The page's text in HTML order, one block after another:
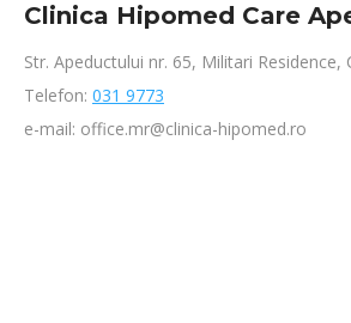
Clinica Hipomed Care
Str. Apeductului nr. 65, Militari Residence,
Telefon: 031 9773
e-mail: office.mr@clinica-hipomed.ro